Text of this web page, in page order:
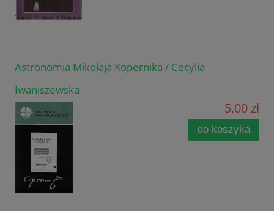
Astronomia Mikołaja Kopernika / Cecylia
Iwaniszewska
5,00 zł
do koszyka